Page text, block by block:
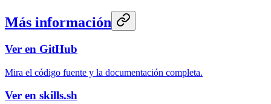
Más información
Ver en GitHub
Mira el código fuente y la documentación completa.
Ver en skills.sh